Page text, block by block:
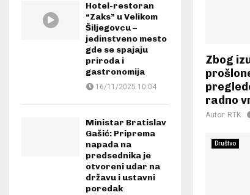
Zbog
radno
Autor: RTK
Društvo
Hotel-restoran
“Zaks” u Velikom
Šiljegovcu –
jedinstveno mesto
gde se spajaju
priroda i
gastronomija
16/11/2025 10:04
Ministar Bratislav
Gašić: Priprema
napada na
predsednika je
otvoreni udar na
državu i ustavni
poredak